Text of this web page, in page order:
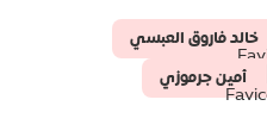
خالد فاروق العبسي
أمين جرموزي